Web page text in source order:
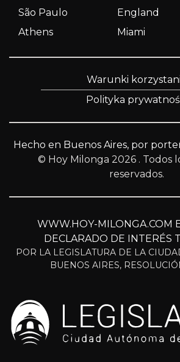
São Paulo
England
Athens
Miami
Warunki
Polityka
Hecho en Buenos Aires, por
© Hoy Milonga 2026 . Todos
reservados.
WWW.HOY-MILONGA.COM
DECLARADO DE INTERÉS
POR LA LEGISLATURA DE LA
BUENOS AIRES,